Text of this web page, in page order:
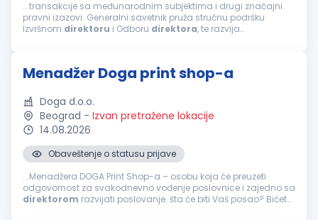
...transakcije sa međunarodnim subjektima i drugi značajni
pravni izazovi. Generalni savetnik pruža stručnu podršku
Izvršnom direktoru i Odboru direktora, te razvija
Menadžer Doga print shop-a
Doga d.o.o.
Beograd - Izvan pretražene lokacije
14.08.2026
Obaveštenje o statusu prijave
...Menadžera DOGA Print Shop-a – osobu koja će preuzeti
odgovornost za svakodnevno vođenje poslovnice i zajedno sa
direktorom razvijati poslovanje. šta će biti Vaš posao? Bićete